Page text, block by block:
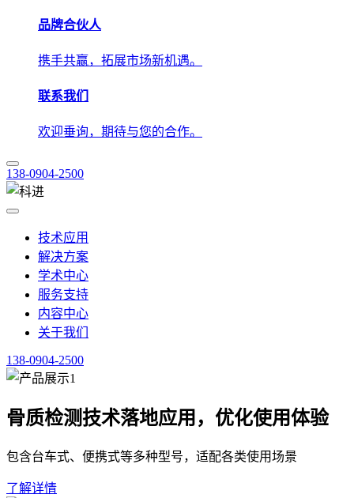
品牌合伙人
携手共赢，拓展市场新机遇。
联系我们
欢迎垂询，期待与您的合作。
138-0904-2500
技术应用
解决方案
学术中心
服务支持
内容中心
关于我们
138-0904-2500
骨质检测技术落地应用，优化使用体验
包含台车式、便携式等多种型号，适配各类使用场景
了解详情